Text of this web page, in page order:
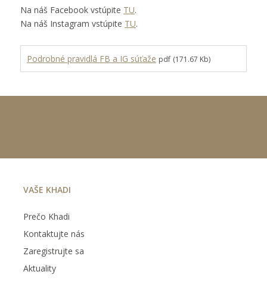
Na náš Facebook vstúpite TU.
Na náš Instagram vstúpite TU.
Podrobné pravidlá FB a IG súťaže pdf (171.67 Kb)
VAŠE KHADI
Prečo Khadi
Kontaktujte nás
Zaregistrujte sa
Aktuality